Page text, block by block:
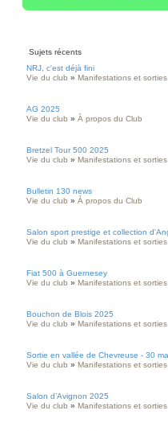
Sujets récents
NRJ, c'est déjà fini
Vie du club » Manifestations et sorties
AG 2025
Vie du club » À propos du Club
Bretzel Tour 500 2025
Vie du club » Manifestations et sorties
Bulletin 130 news
Vie du club » À propos du Club
Salon sport prestige et collection
Vie du club » Manifestations et sorties
Fiat 500 à Guernesey
Vie du club » Manifestations et sorties
Bouchon de Blois 2025
Vie du club » Manifestations et sorties
Sortie en vallée de Chevreuse - 30
Vie du club » Manifestations et sorties
Salon d’Avignon 2025
Vie du club » Manifestations et sorties